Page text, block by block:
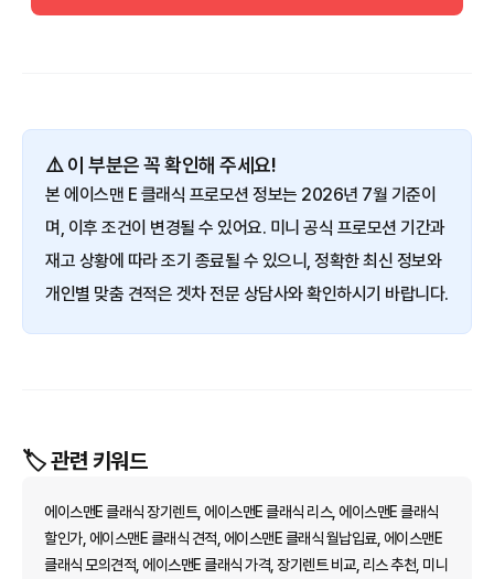
⚠️ 이 부분은 꼭 확인해 주세요!
본 에이스맨 E 클래식 프로모션 정보는 2026년 7월 기준이
며, 이후 조건이 변경될 수 있어요. 미니 공식 프로모션 기간과
재고 상황에 따라 조기 종료될 수 있으니, 정확한 최신 정보와
개인별 맞춤 견적은 겟차 전문 상담사와 확인하시기 바랍니다.
🏷️ 관련 키워드
에이스맨E 클래식 장기렌트, 에이스맨E 클래식 리스, 에이스맨E 클래식
할인가, 에이스맨E 클래식 견적, 에이스맨E 클래식 월납입료, 에이스맨E
클래식 모의견적, 에이스맨E 클래식 가격, 장기렌트 비교, 리스 추천, 미니